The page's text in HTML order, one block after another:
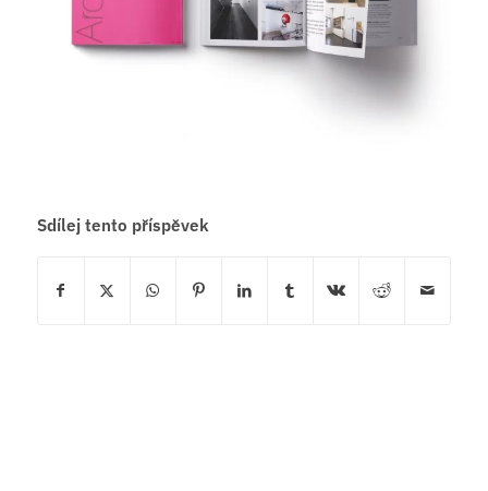
Sdílej tento příspěvek